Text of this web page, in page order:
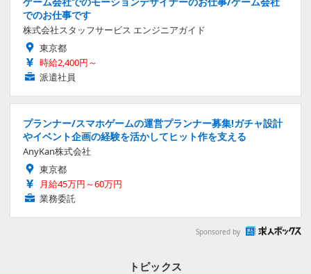
でのお仕事です
株式会社スタッフサービス エンジニアガイド
東京都
時給2,400円～
派遣社員
プランナー/スマホゲームの運営プランナー募集!ガチャ設計
やイベント企画の経験を活かしてヒット作を支える
AnyKan株式会社
東京都
月給45万円～60万円
業務委託
Sponsored by
トピックス